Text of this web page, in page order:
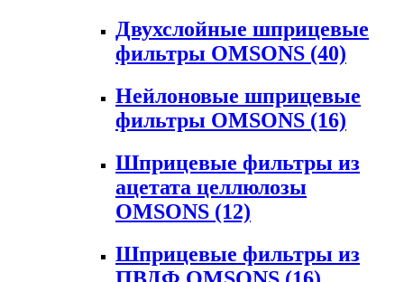
Двухслойные шприцевые
фильтры OMSONS (40)
Нейлоновые шприцевые
фильтры OMSONS (16)
Шприцевые фильтры из
ацетата целлюлозы
OMSONS (12)
Шприцевые фильтры из